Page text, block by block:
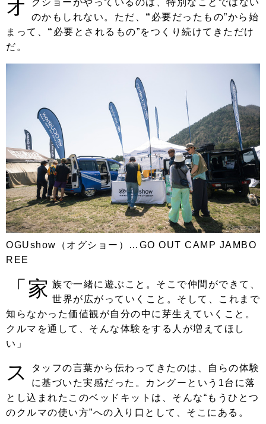
オ
グショーがやっているのは、特別なことではない
のかもしれない。ただ、 “ 必要だったもの”から始
まって、 “ 必要とされるもの”をつくり続けてきただけ
だ。
OGUshow（オグショー）…GO OUT CAMP JAMBO
REE
「家 族で一緒に遊ぶこと。そこで仲間ができて、
世界が広がっていくこと。そして、これまで
知らなかった価値観が自分の中に芽生えていくこと。
クルマを通して、そんな体験をする人が増えてほし
い」
ス
タッフの言葉から伝わってきたのは、自らの体験
に基づいた実感だった。カングーという1台に落
とし込まれたこのベッドキットは、そんな“もうひとつ
のクルマの使い方”への入り口として、そこにある。